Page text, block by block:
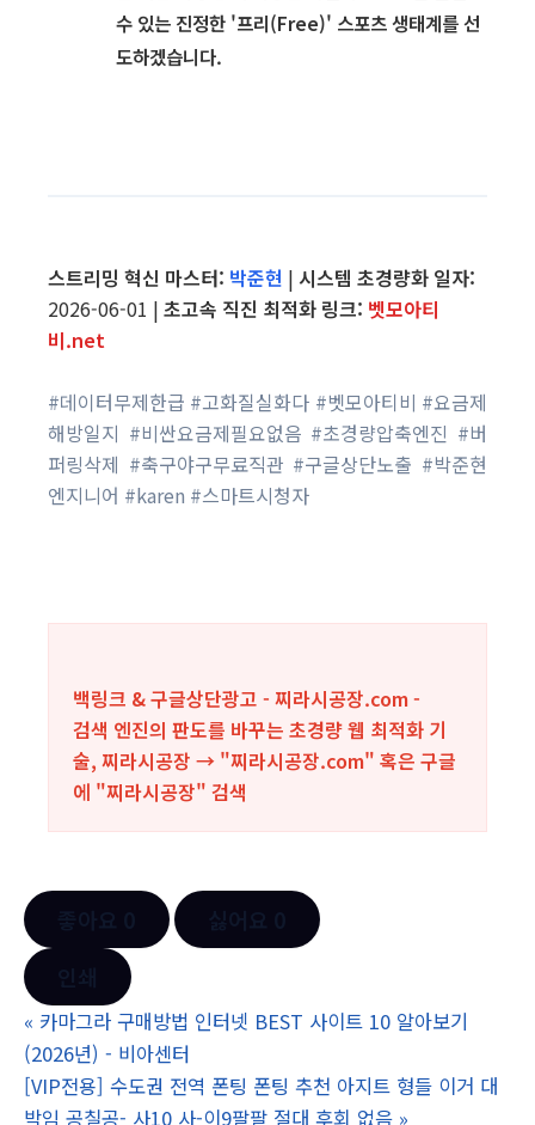
수 있는 진정한 '프리(Free)' 스포츠 생태계를 선
도하겠습니다.
스트리밍 혁신 마스터: 박준현 | 시스템 초경량화 일자:
2026-06-01 | 초고속 직진 최적화 링크: 벳모아티
비.net
#데이터무제한급 #고화질실화다 #벳모아티비 #요금제
해방일지 #비싼요금제필요없음 #초경량압축엔진 #버
퍼링삭제 #축구야구무료직관 #구글상단노출 #박준현
엔지니어 #karen #스마트시청자
백링크 & 구글상단광고 - 찌라시공장.com -
검색 엔진의 판도를 바꾸는 초경량 웹 최적화 기
술, 찌라시공장 → "찌라시공장.com" 혹은 구글
에 "찌라시공장" 검색
« 카마그라 구매방법 인터넷 BEST 사이트 10 알아보기
(2026년) - 비아센터
[VIP전용] 수도권 전역 폰팅 폰팅 추천 아지트 형들 이거 대
박임 공칠공- 사10 사-이9팔팔 절대 후회 없음 »